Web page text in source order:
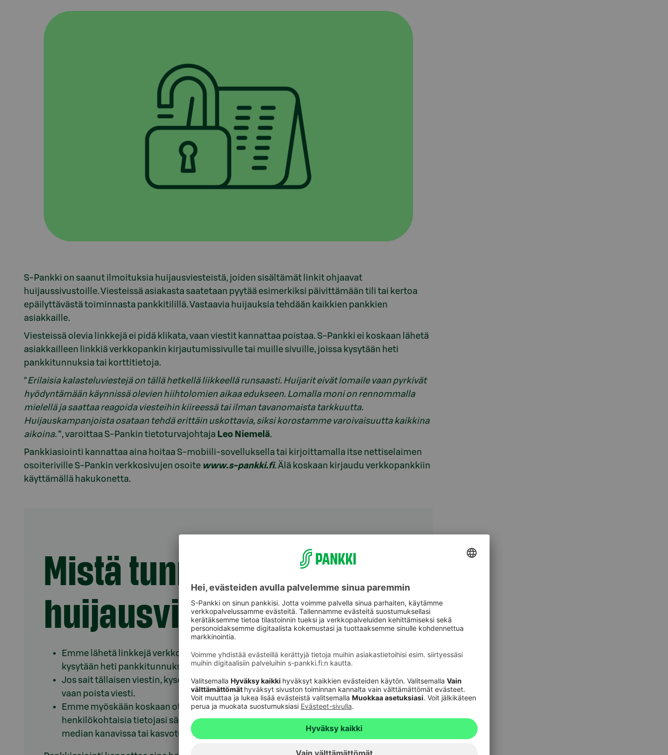
S-Pankki on saanut ilmoituksia huijausviesteistä, joiden sisältämät linkit ohjaavat
huijaussivustoille. Viesteissä asiakasta saatetaan pyytää esimerkiksi päivittämään tili tai kertoa
epäilyttävästä toiminnasta pankkitilillä. Vastaavia huijauksia tehdään kaikkien pankkien
asiakkaille.
Viesteissä olevia linkkejä ei pidä klikata, vaan viestit kannattaa poistaa. S-Pankki ei koskaan lähetä
asiakkailleen linkkiä verkkopankin kirjautumissivulle tai muille sivuille, joissa kysytään heti
pankkitunnuksia tai korttitietoja.
"Erilaisia kalasteluviestejä on tällä hetkellä liikkeellä runsaasti. Huijarit eivät lomaile vaan pyrkivät
hyödyntämään käynnissä olevien hiihtolomien aikaa edukseen. Lomalla moni on rennommalla
mielellä ja saattaa reagoida viesteihin kiireessä tai ilman tavanomaista tarkkuutta.
Huijauskampanjoista osataan tehdä erittäin uskottavia, siksi korostamme varoivaisuutta kaikkina
aikoina. ”, varoittaa S-Pankin tietoturvajohtaja Leo Niemelä.
Pankkiasiointi kannattaa aina hoitaa S-mobiili-sovelluksella tai kirjoittamalla itse nettiselaimen
osoiteriville S-Pankin verkkosivujen osoite www.s-pankki.fi. Älä koskaan kirjaudu verkkopankkiin
käyttämällä hakukonetta.
Mistä tunnistan
huijausviestin?
Emme lähetä linkkejä verkkopankin kirjautumissivulle tai muille sivuille, joissa
kysytään heti pankkitunnuksia tai korttitietoja.
Jos sait tällaisen viestin, kyseessä on huijaus. Älä avaa viestin sisältämiä linkkejä,
vaan poista viesti.
Emme myöskään koskaan ota sinuun yhteyttä yllättäen ja pyydä luovuttamaan
henkilökohtaisia tietojasi sähköpostissa, puhelimessa, tekstiviestillä, sosiaalisen
median kanavissa tai kasvotusten tulemalla käymään kotiovellasi.